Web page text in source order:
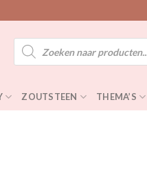
Producten
zoeken
ZOUTSTEEN THEMA’S